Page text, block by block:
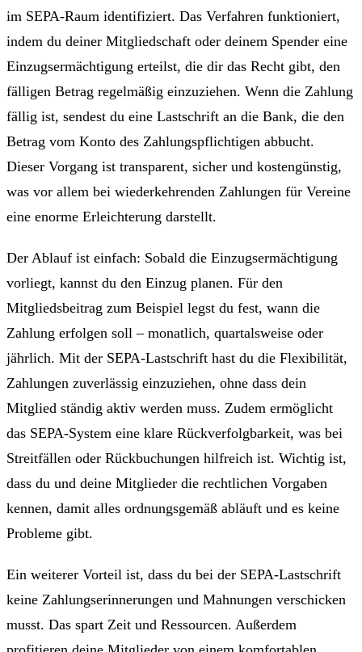
im SEPA-Raum identifiziert. Das Verfahren funktioniert,
indem du deiner Mitgliedschaft oder deinem Spender eine
Einzugsermächtigung erteilst, die dir das Recht gibt, den
fälligen Betrag regelmäßig einzuziehen. Wenn die Zahlung
fällig ist, sendest du eine Lastschrift an die Bank, die den
Betrag vom Konto des Zahlungspflichtigen abbucht.
Dieser Vorgang ist transparent, sicher und kostengünstig,
was vor allem bei wiederkehrenden Zahlungen für Vereine
eine enorme Erleichterung darstellt.
Der Ablauf ist einfach: Sobald die Einzugsermächtigung
vorliegt, kannst du den Einzug planen. Für den
Mitgliedsbeitrag zum Beispiel legst du fest, wann die
Zahlung erfolgen soll – monatlich, quartalsweise oder
jährlich. Mit der SEPA-Lastschrift hast du die Flexibilität,
Zahlungen zuverlässig einzuziehen, ohne dass dein
Mitglied ständig aktiv werden muss. Zudem ermöglicht
das SEPA-System eine klare Rückverfolgbarkeit, was bei
Streitfällen oder Rückbuchungen hilfreich ist. Wichtig ist,
dass du und deine Mitglieder die rechtlichen Vorgaben
kennen, damit alles ordnungsgemäß abläuft und es keine
Probleme gibt.
Ein weiterer Vorteil ist, dass du bei der SEPA-Lastschrift
keine Zahlungserinnerungen und Mahnungen verschicken
musst. Das spart Zeit und Ressourcen. Außerdem